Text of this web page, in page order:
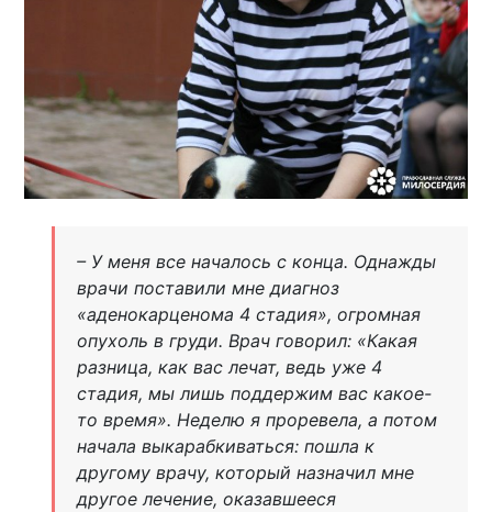
– У меня все началось с конца. Однажды
врачи поставили мне диагноз
«аденокарценома 4 стадия», огромная
опухоль в груди. Врач говорил: «Какая
разница, как вас лечат, ведь уже 4
стадия, мы лишь поддержим вас какое-
то время». Неделю я проревела, а потом
начала выкарабкиваться: пошла к
другому врачу, который назначил мне
другое лечение, оказавшееся